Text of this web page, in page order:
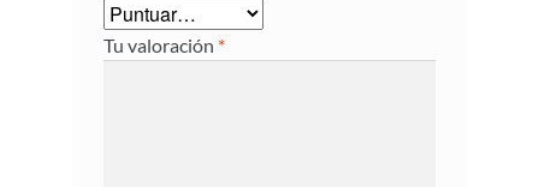
Tu valoración *